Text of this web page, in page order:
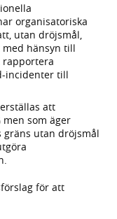
organisatoriska
utan dröjsmål,
hänsyn till
rapportera
incidenter till
att
som äger
gräns utan dröjsmål
för att